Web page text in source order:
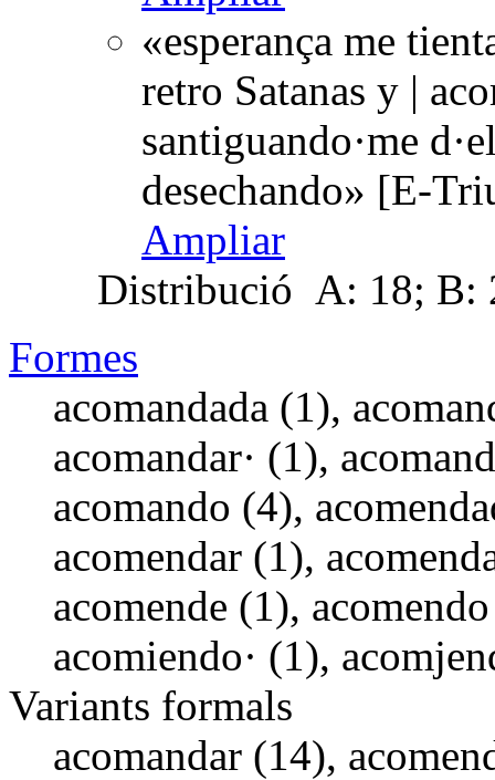
«esperança me
retro Satanas y |
santiguando·me
desechando» [E-
Ampliar
Distribució A: 18; B:
Formes
acomandada (1),
acomandar· (1),
acomando (4),
acomendar (1),
acomende (1),
acomiendo· (1),
Variants formals
acomandar (14),